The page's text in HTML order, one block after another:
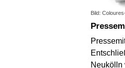
Bild:
Neukölln